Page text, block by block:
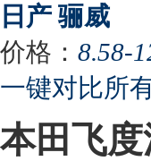
日产 骊威
价格： 8.58-
一键对比所
本田飞